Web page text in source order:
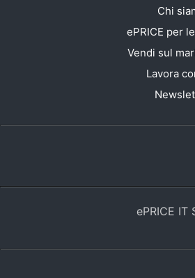
Chi
ePRICE per
Vendi sul
Lavora
ePRICE